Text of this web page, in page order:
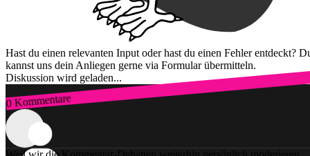
Hast du einen relevanten Input oder hast du einen Fehler entdeckt?
kannst uns dein Anliegen gerne via Formular übermitteln.
Diskussion wird geladen...
0 Kommentare
Zum Login